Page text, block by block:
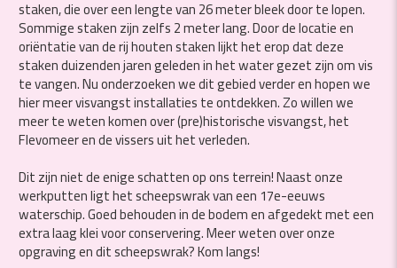
staken, die over een lengte van 26 meter bleek door te lopen.
Sommige staken zijn zelfs 2 meter lang. Door de locatie en
oriëntatie van de rij houten staken lijkt het erop dat deze
staken duizenden jaren geleden in het water gezet zijn om vis
te vangen. Nu onderzoeken we dit gebied verder en hopen we
hier meer visvangst installaties te ontdekken. Zo willen we
meer te weten komen over (pre)historische visvangst, het
Flevomeer en de vissers uit het verleden.
Dit zijn niet de enige schatten op ons terrein! Naast onze
werkputten ligt het scheepswrak van een 17e-eeuws
waterschip. Goed behouden in de bodem en afgedekt met een
extra laag klei voor conservering. Meer weten over onze
opgraving en dit scheepswrak? Kom langs!